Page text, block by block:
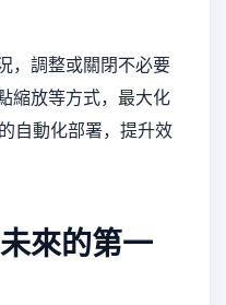
，調整或關閉不必要
縮放等方式，最大化
自動化部署，提升效
來的第一